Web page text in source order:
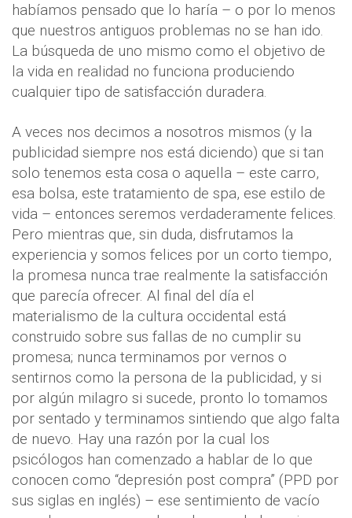
habíamos pensado que lo haría – o por lo menos
que nuestros antiguos problemas no se han ido.
La búsqueda de uno mismo como el objetivo de
la vida en realidad no funciona produciendo
cualquier tipo de satisfacción duradera.
A veces nos decimos a nosotros mismos (y la
publicidad siempre nos está diciendo) que si tan
solo tenemos esta cosa o aquella – este carro,
esa bolsa, este tratamiento de spa, ese estilo de
vida – entonces seremos verdaderamente felices.
Pero mientras que, sin duda, disfrutamos la
experiencia y somos felices por un corto tiempo,
la promesa nunca trae realmente la satisfacción
que parecía ofrecer. Al final del día el
materialismo de la cultura occidental está
construido sobre sus fallas de no cumplir su
promesa; nunca terminamos por vernos o
sentirnos como la persona de la publicidad, y si
por algún milagro si sucede, pronto lo tomamos
por sentado y terminamos sintiendo que algo falta
de nuevo. Hay una razón por la cual los
psicólogos han comenzado a hablar de lo que
conocen como “depresión post compra” (PPD por
sus siglas en inglés) – ese sentimiento de vacío